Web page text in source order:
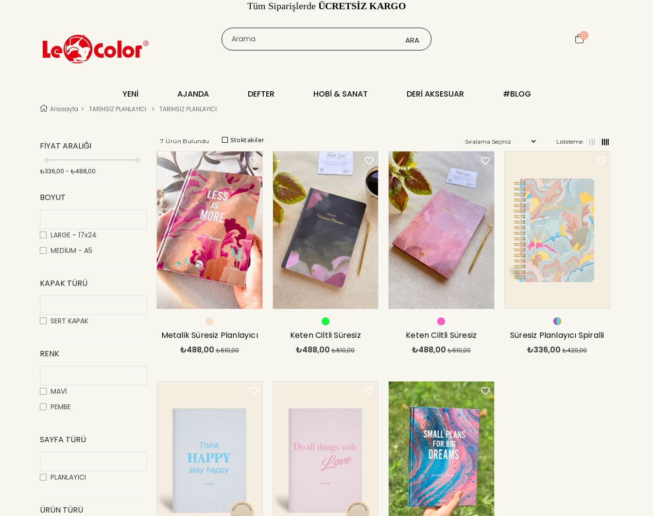
Tüm Siparişlerde ÜCRETSİZ KARGO
0
YENİ AJANDA DEFTER HOBI & SANAT DERI AKSESUAR #BLOG
Anasayfa > TARİHSİZ PLANLAYICI > TARİHSİZ PLANLAYICI
FIYAT ARALIĞI
₺336,00 - ₺488,00
BOYUT
LARGE - 17x24
MEDİUM - A5
KAPAK TÜRÜ
SERT KAPAK
RENK
MAVİ
PEMBE
SAYFA TÜRÜ
PLANLAYICI
ÜRÜN TÜRÜ
Stoktakiler
7 Ürün
Metalik Süresiz Planlayıcı
More 17x24
₺488,00 ₺610,00
Keten Ciltli Süresiz
Planlayıcı Yeşil 17x24
₺488,00 ₺610,00
Keten Ciltli Süresiz
Planlayıcı Pembe 17x24
₺488,00 ₺610,00
Süresiz Planlayıcı Spiralli
Ajanda Defter Lotus 17x24
₺336,00 ₺420,00